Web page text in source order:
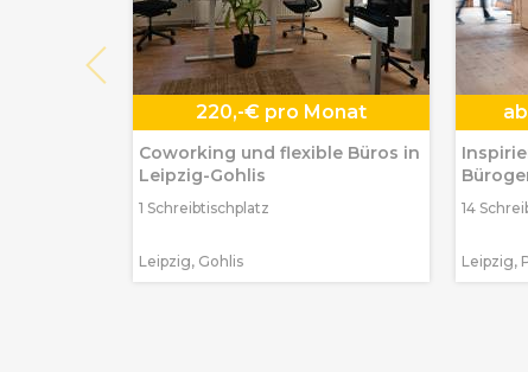
220,-€ pro Monat
Coworking und flexible Büros in
Leipzig-Gohlis
1 Schreibtischplatz
Leipzig, Gohlis
ab
14
Leipzig,